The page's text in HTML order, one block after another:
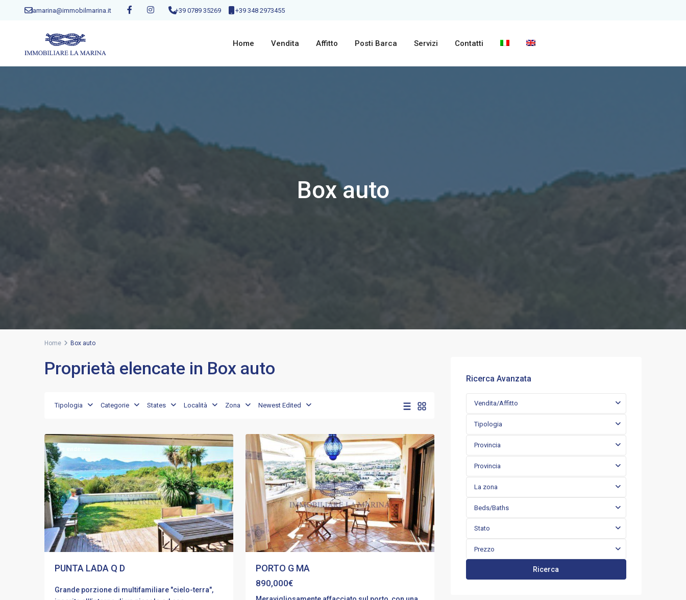
lamarina@immobilmarina.it +39 0789 35269 +39 348 2973455
Home Vendita Affitto Posti Barca Servizi Contatti
Box auto
Home Box auto
Proprietà elencate in Box auto
Tipologia Categorie States Località Zona Newest Edited
In evidenza
PUNTA LADA Q D
Grande porzione di multifamiliare "cielo-terra",
In evidenza
PORTO G MA
890,000€
Ricerca Avanzata
Vendita/Affitto
Tipologia
Provincia
Provincia
La zona
Beds/Baths
Stato
Prezzo
Ricerca